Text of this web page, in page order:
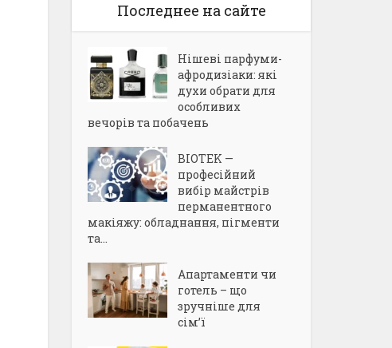
Последнее на сайте
Нішеві парфуми-
афродизіаки: які
духи обрати для
особливих
вечорів та побачень
BIOTEK —
професійний
вибір майстрів
перманентного
макіяжу: обладнання, пігменти
та...
Апартаменти чи
готель – що
зручніше для
сім’ї